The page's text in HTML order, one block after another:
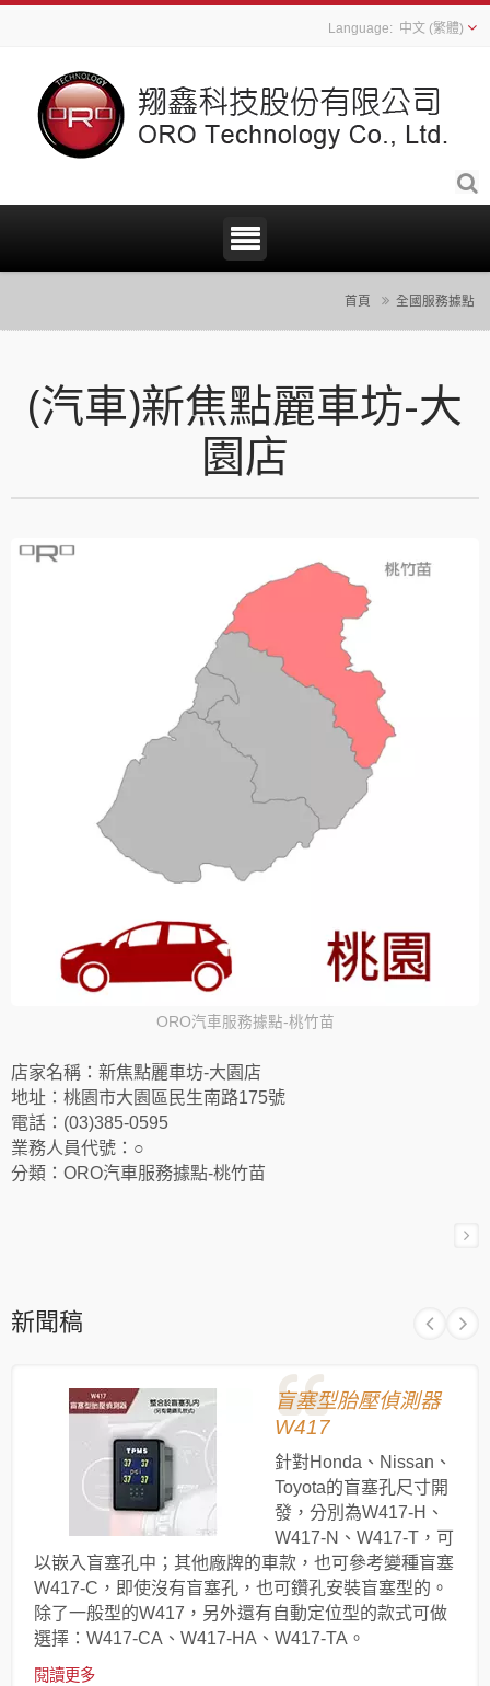
中文 (繁體)
首頁 全國服務據點
(汽車)新焦點麗車坊-大
園店
ORO汽車服務據點-桃竹苗
店家名稱：新焦點麗車坊-大園店
地址：桃園市大園區民生南路175號
電話：(03)385-0595
業務人員代號：○
分類：ORO汽車服務據點-桃竹苗
新聞稿
盲塞型胎壓偵測器
W417
針對Honda、Nissan、
Toyota的盲塞孔尺寸開
發，分別為W417-H、
W417-N、W417-T，可
以嵌入盲塞孔中；其他廠牌的車款，也可參考變種盲塞
W417-C，即使沒有盲塞孔，也可鑽孔安裝盲塞型的。
除了一般型的W417，另外還有自動定位型的款式可做
選擇：W417-CA、W417-HA、W417-TA。
閱讀更多